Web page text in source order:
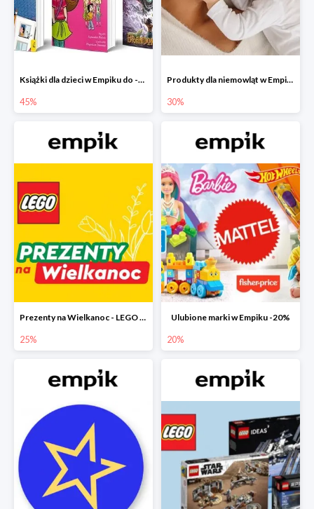
Książki dla dzieci w Empiku do -45%
45%
Produkty dla niemowląt w Empiku do -30%
30%
Prezenty na Wielkanoc - LEGO w Empiku do -25%
25%
Ulubione marki w Empiku -20%
20%